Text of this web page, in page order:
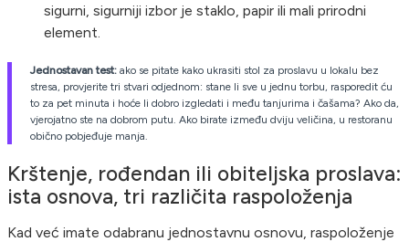
sigurni, sigurniji izbor je staklo, papir ili mali prirodni
element.
Jednostavan test: ako se pitate kako ukrasiti stol za proslavu u lokalu bez
stresa, provjerite tri stvari odjednom: stane li sve u jednu torbu, rasporedit ću
to za pet minuta i hoće li dobro izgledati i među tanjurima i čašama? Ako da,
vjerojatno ste na dobrom putu. Ako birate između dviju veličina, u restoranu
obično pobjeđuje manja.
Krštenje, rođendan ili obiteljska proslava:
ista osnova, tri različita raspoloženja
Kad već imate odabranu jednostavnu osnovu, raspoloženje